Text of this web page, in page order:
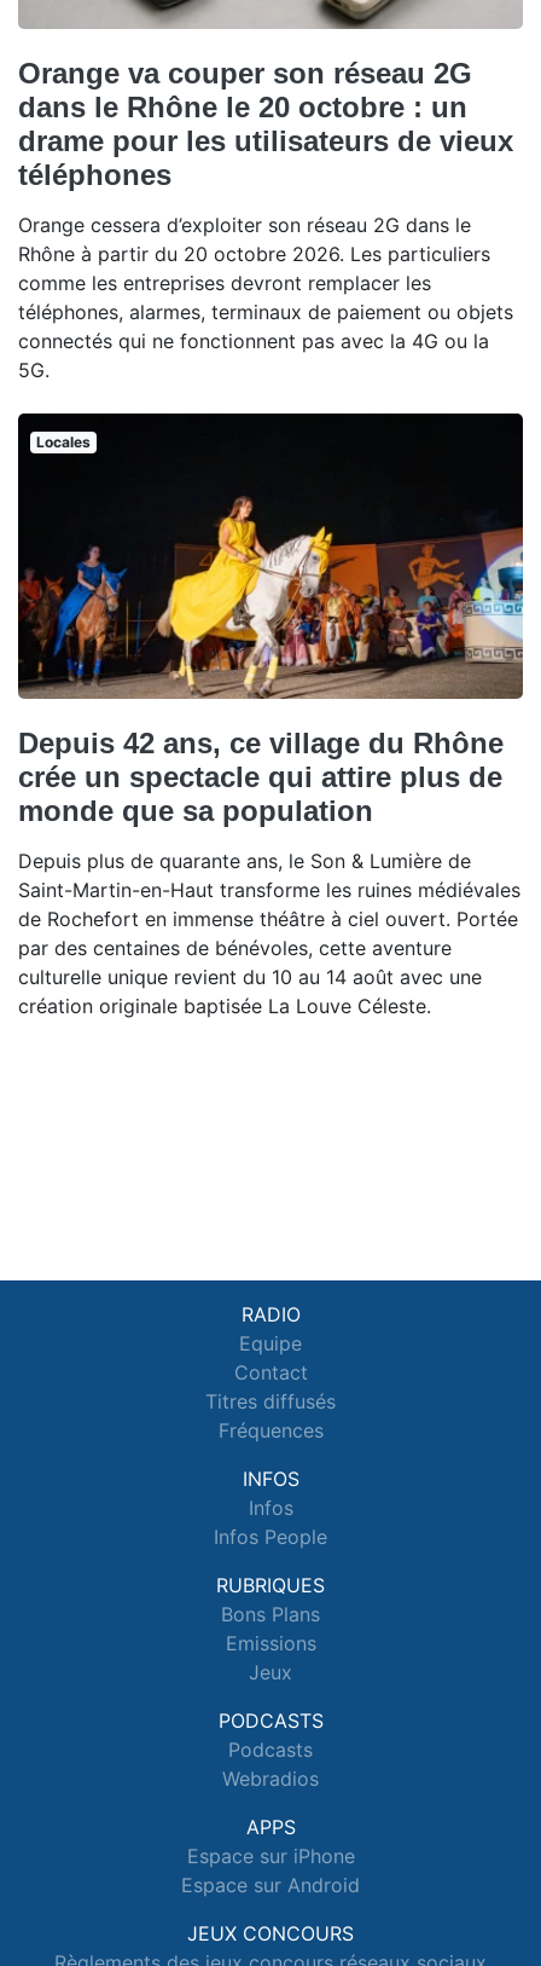
Orange va couper son réseau 2G
dans le Rhône le 20 octobre : un
drame pour les utilisateurs de vieux
téléphones
Orange cessera d’exploiter son réseau 2G dans le
Rhône à partir du 20 octobre 2026. Les particuliers
comme les entreprises devront remplacer les
téléphones, alarmes, terminaux de paiement ou objets
connectés qui ne fonctionnent pas avec la 4G ou la
5G.
Locales
Depuis 42 ans, ce village du Rhône
crée un spectacle qui attire plus de
monde que sa population
Depuis plus de quarante ans, le Son & Lumière de
Saint-Martin-en-Haut transforme les ruines médiévales
de Rochefort en immense théâtre à ciel ouvert. Portée
par des centaines de bénévoles, cette aventure
culturelle unique revient du 10 au 14 août avec une
création originale baptisée La Louve Céleste.
RADIO
Equipe
Contact
Titres diffusés
Fréquences
INFOS
Infos
Infos People
RUBRIQUES
Bons Plans
Emissions
Jeux
PODCASTS
Podcasts
Webradios
APPS
Espace sur iPhone
Espace sur Android
JEUX CONCOURS